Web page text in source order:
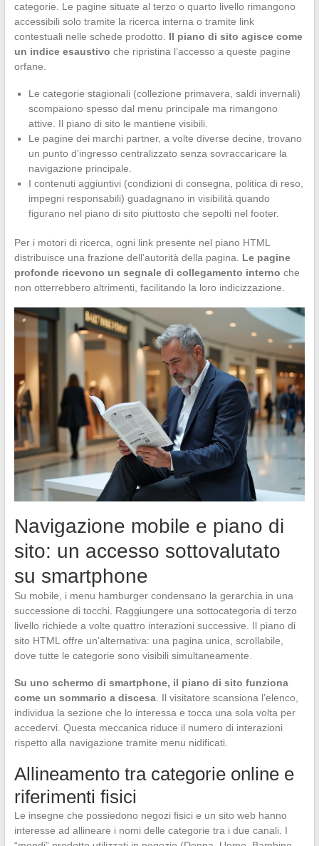
categorie. Le pagine situate al terzo o quarto livello rimangono
accessibili solo tramite la ricerca interna o tramite link
contestuali nelle schede prodotto. Il piano di sito agisce come
un indice esaustivo che ripristina l’accesso a queste pagine
orfane.
Le categorie stagionali (collezione primavera, saldi invernali)
scompaiono spesso dal menu principale ma rimangono
attive. Il piano di sito le mantiene visibili.
Le pagine dei marchi partner, a volte diverse decine, trovano
un punto d’ingresso centralizzato senza sovraccaricare la
navigazione principale.
I contenuti aggiuntivi (condizioni di consegna, politica di reso,
impegni responsabili) guadagnano in visibilità quando
figurano nel piano di sito piuttosto che sepolti nel footer.
Per i motori di ricerca, ogni link presente nel piano HTML
distribuisce una frazione dell’autorità della pagina. Le pagine
profonde ricevono un segnale di collegamento interno che
non otterrebbero altrimenti, facilitando la loro indicizzazione.
Navigazione mobile e piano di
sito: un accesso sottovalutato
su smartphone
Su mobile, i menu hamburger condensano la gerarchia in una
successione di tocchi. Raggiungere una sottocategoria di terzo
livello richiede a volte quattro interazioni successive. Il piano di
sito HTML offre un’alternativa: una pagina unica, scrollabile,
dove tutte le categorie sono visibili simultaneamente.
Su uno schermo di smartphone, il piano di sito funziona
come un sommario a discesa. Il visitatore scansiona l’elenco,
individua la sezione che lo interessa e tocca una sola volta per
accedervi. Questa meccanica riduce il numero di interazioni
rispetto alla navigazione tramite menu nidificati.
Allineamento tra categorie online e
riferimenti fisici
Le insegne che possiedono negozi fisici e un sito web hanno
interesse ad allineare i nomi delle categorie tra i due canali. I